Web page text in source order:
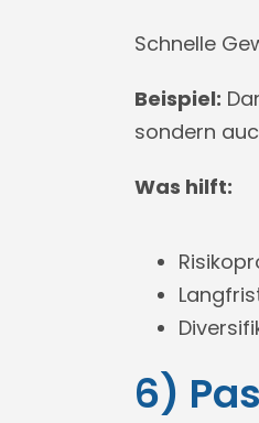
Schnelle
Beispiel:
sondern
Was hilft:
6)